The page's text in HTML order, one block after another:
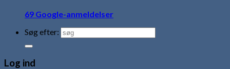
69 Google-anmeldelser
Søg efter:
Log ind